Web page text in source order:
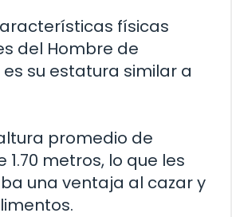
físicas
del Hombre de
su estatura similar a
promedio de
metros, lo que les
una ventaja al cazar y